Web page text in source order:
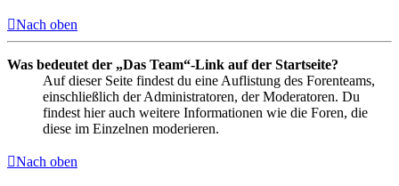
Nach oben
Was bedeutet der „Das Team“-Link auf der Startseite?
Auf dieser Seite findest du eine Auflistung des Forenteams,
einschließlich der Administratoren, der Moderatoren. Du
findest hier auch weitere Informationen wie die Foren, die
diese im Einzelnen moderieren.
Nach oben